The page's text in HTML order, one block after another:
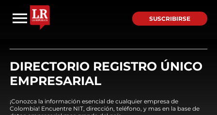
SUSCRIBIRSE
DIRECTORIO REGISTRO ÚNICO
EMPRESARIAL
¡Conozca la información esencial de cualquier empresa de
Colombia! Encuentre NIT, dirección, teléfono, y mas en la base de